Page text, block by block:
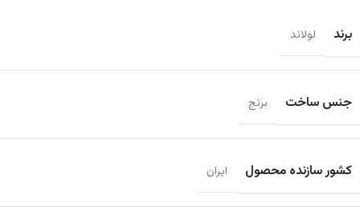
برند لولاند
جنس ساخت برنج
کشور سازنده محصول ایران